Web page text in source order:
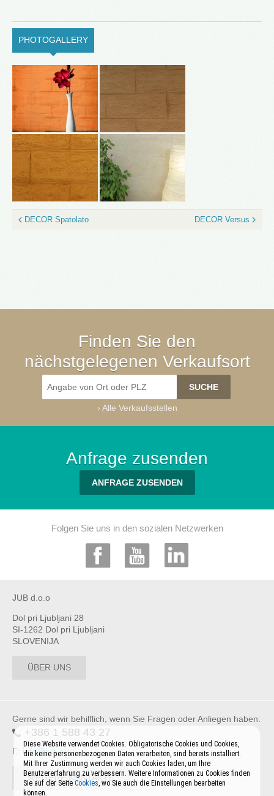
PHOTOGALLERY
DECOR Spatolato DECOR Versus
Finden Sie den
nächstgelegenen Verkaufsort
› Alle Verkaufsstellen
Anfrage zusenden
ANFRAGE ZUSENDEN
Folgen Sie uns in den sozialen Netzwerken
JUB d.o.o
Dol pri Ljubljani 28
SI-1262 Dol pri Ljubljani
SLOVENIJA
ÜBER UNS
Gerne sind wir behilflich, wenn Sie Fragen oder Anliegen haben:
+386 1 588 43 27
E: info@jub.eu
WEITERE KONTAKTE
Diese Website verwendet Cookies. Obligatorische Cookies und Cookies,
die keine personenbezogenen Daten verarbeiten, sind bereits installiert.
Mit Ihrer Zustimmung werden wir auch Cookies laden, um Ihre
Benutzererfahrung zu verbessern. Weitere Informationen zu Cookies finden
Sie auf der SeiteCookies, wo Sie auch die Einstellungen bearbeiten
können.